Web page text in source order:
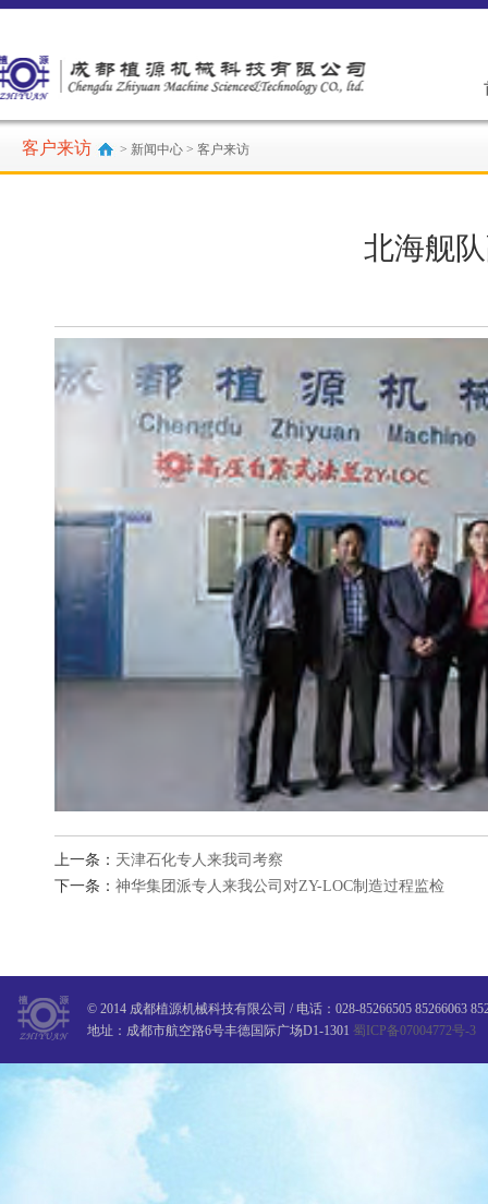
客户来访 > 新闻中心 > 客户来访
北海舰
上一条： 天津石化专人来我司考察
下一条： 神华集团派专人来我公司对ZY-LOC制造过程监检
© 2014 成都植源机械科技有限公司 / 电话：028-85266505 85266063
地址：成都市航空路6号丰德国际广场D1-1301 蜀ICP备07004772号-3